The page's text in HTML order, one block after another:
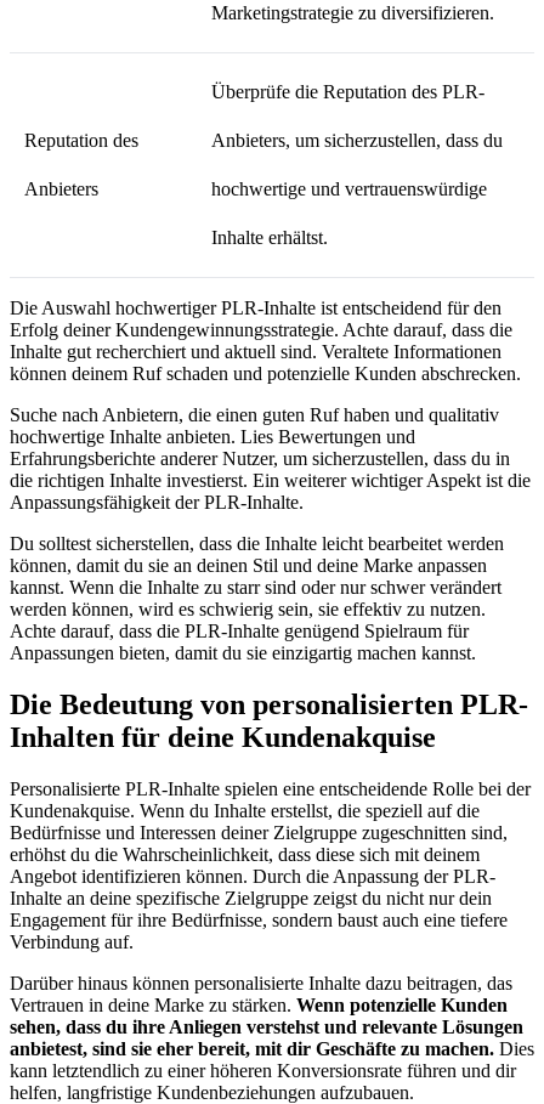
Marketingstrategie zu diversifizieren.
Reputation des
Anbieters
Überprüfe die Reputation des PLR-
Anbieters, um sicherzustellen, dass du
hochwertige und vertrauenswürdige
Inhalte erhältst.
Die Auswahl hochwertiger PLR-Inhalte ist entscheidend für den
Erfolg deiner Kundengewinnungsstrategie. Achte darauf, dass die
Inhalte gut recherchiert und aktuell sind. Veraltete Informationen
können deinem Ruf schaden und potenzielle Kunden abschrecken.
Suche nach Anbietern, die einen guten Ruf haben und qualitativ
hochwertige Inhalte anbieten. Lies Bewertungen und
Erfahrungsberichte anderer Nutzer, um sicherzustellen, dass du in
die richtigen Inhalte investierst. Ein weiterer wichtiger Aspekt ist die
Anpassungsfähigkeit der PLR-Inhalte.
Du solltest sicherstellen, dass die Inhalte leicht bearbeitet werden
können, damit du sie an deinen Stil und deine Marke anpassen
kannst. Wenn die Inhalte zu starr sind oder nur schwer verändert
werden können, wird es schwierig sein, sie effektiv zu nutzen.
Achte darauf, dass die PLR-Inhalte genügend Spielraum für
Anpassungen bieten, damit du sie einzigartig machen kannst.
Die Bedeutung von personalisierten PLR-
Inhalten für deine Kundenakquise
Personalisierte PLR-Inhalte spielen eine entscheidende Rolle bei der
Kundenakquise. Wenn du Inhalte erstellst, die speziell auf die
Bedürfnisse und Interessen deiner Zielgruppe zugeschnitten sind,
erhöhst du die Wahrscheinlichkeit, dass diese sich mit deinem
Angebot identifizieren können. Durch die Anpassung der PLR-
Inhalte an deine spezifische Zielgruppe zeigst du nicht nur dein
Engagement für ihre Bedürfnisse, sondern baust auch eine tiefere
Verbindung auf.
Darüber hinaus können personalisierte Inhalte dazu beitragen, das
Vertrauen in deine Marke zu stärken. Wenn potenzielle Kunden
sehen, dass du ihre Anliegen verstehst und relevante Lösungen
anbietest, sind sie eher bereit, mit dir Geschäfte zu machen. Dies
kann letztendlich zu einer höheren Konversionsrate führen und dir
helfen, langfristige Kundenbeziehungen aufzubauen.